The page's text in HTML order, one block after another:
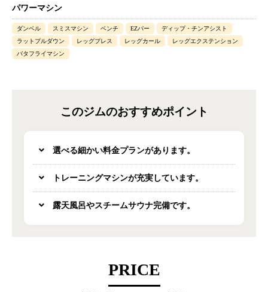
パワーマシン
ダンベル スミスマシン ベンチ EZバー
ディップ・チンアシスト
ラットプルダウン
レッグプレス レッグカール
レッグエクステンション
バタフライマシン
このジムのおすすめポイント
選べる細かい料金プランがあります。
トレーニングマシンが充実しています。
露天風呂やスチームサウナ完備です。
PRICE